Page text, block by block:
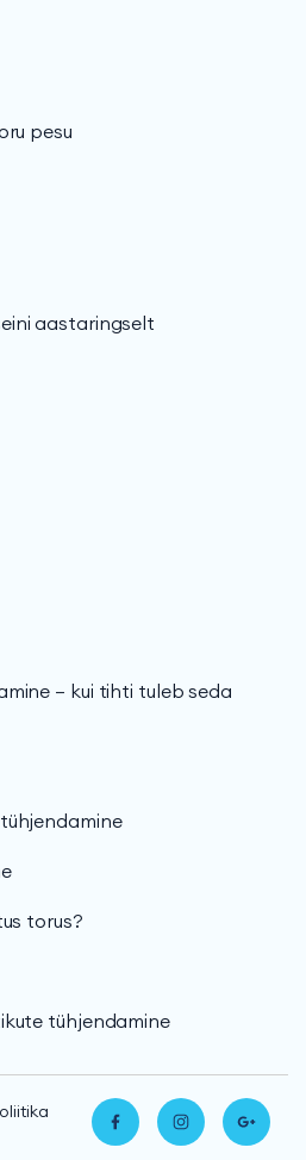
pesu
aastaringselt
— kui tihti tuleb seda
torus?
tühjendamine